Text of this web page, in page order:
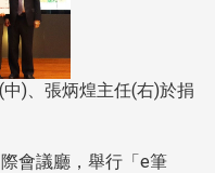
)、張炳煌主任(右)於捐
會議廳，舉行「e筆